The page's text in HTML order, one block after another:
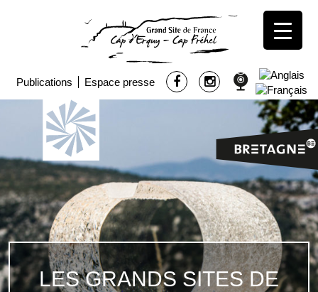
Publications Espace presse
LES GRANDS SITES DE